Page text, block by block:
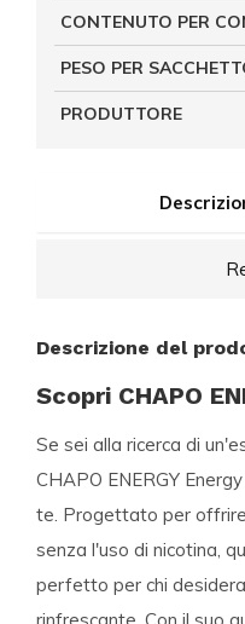
Descrizione del
Scopri CHAPO
Se sei alla ricerca di
CHAPO ENERGY
te. Progettato per
senza l'uso di nicotina,
perfetto per chi
CONTENUTO PER
PESO PER
PRODUTTORE